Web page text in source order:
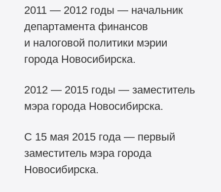
2011 — 2012 годы — начальник
департамента финансов
и налоговой политики мэрии
города Новосибирска.
2012 — 2015 годы — заместитель
мэра города Новосибирска.
С 15 мая 2015 года — первый
заместитель мэра города
Новосибирска.